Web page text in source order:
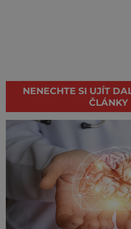
NENECHTE SI UJÍT
ČLÁNKY